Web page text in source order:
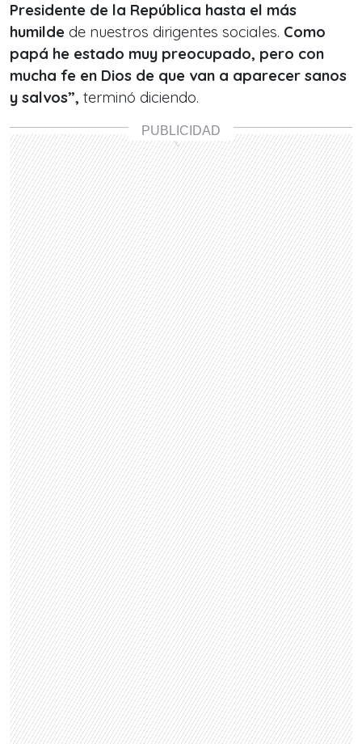
Presidente de la República hasta el más
humilde de nuestros dirigentes sociales. Como
papá he estado muy preocupado, pero con
mucha fe en Dios de que van a aparecer sanos
y salvos”, terminó diciendo.